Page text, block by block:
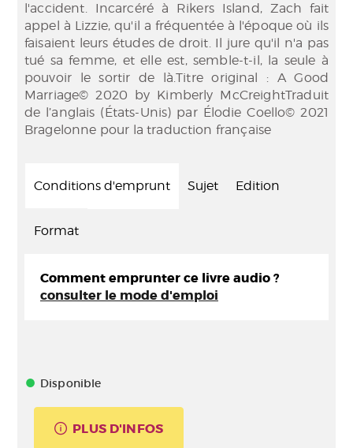
l'accident. Incarcéré à Rikers Island, Zach fait
appel à Lizzie, qu'il a fréquentée à l'époque où ils
faisaient leurs études de droit. Il jure qu'il n'a pas
tué sa femme, et elle est, semble-t-il, la seule à
pouvoir le sortir de là.Titre original : A Good
Marriage© 2020 by Kimberly McCreightTraduit
de l’anglais (États-Unis) par Élodie Coello© 2021
Bragelonne pour la traduction française
Conditions d'emprunt Sujet Edition
Format
Comment emprunter ce livre audio ?
consulter le mode d'emploi
Disponible
PLUS D'INFOS